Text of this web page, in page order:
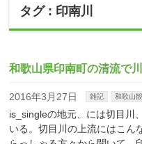
タグ : 印南川
和歌山県印南町の清流で
2016年3月27日 雑記 和歌山
is_singleの地元、には切目川
いる。切目川の上流にはこん